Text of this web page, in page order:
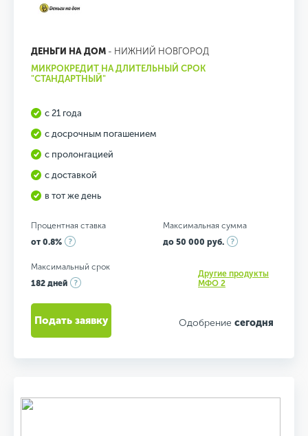
ДЕНЬГИ НА ДОМ - НИЖНИЙ НОВГОРОД
МИКРОКРЕДИТ НА ДЛИТЕЛЬНЫЙ СРОК
"СТАНДАРТНЫЙ"
с 21 года
с досрочным погашением
с пролонгацией
с доставкой
в тот же день
Процентная ставка
от 0.8%
Максимальная сумма
до 50 000 руб.
Максимальный срок
182 дней
Другие продукты
МФО 2
Одобрение сегодня
Подать заявку